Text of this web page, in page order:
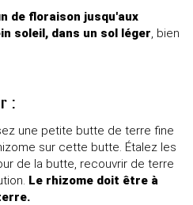
de floraison jusqu'aux
soleil, dans un sol léger, bien
:
une petite butte de terre fine
sur cette butte. Étalez les
de la butte, recouvrir de terre
Le rhizome doit être à